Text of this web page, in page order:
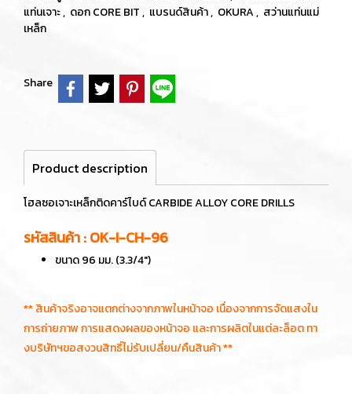
แท่นเจาะ, ดอก CORE BIT, แบรนด์สินค้า, OKURA, สว่านแท่นแม่
เหล็ก
Share
Product description
โฮลซอเจาะเหล็กติดคาร์ไบด์ CARBIDE ALLOY CORE DRILLS
รหัสสินค้า : OK-I-CH-96
ขนาด 96 มม. (3.3/4")
** สินค้าจริงอาจแตกต่างจากภาพในหน้าจอ เนื่องจากการจัดแสงใน
การถ่ายภาพ การแสดงผลของหน้าจอ และการผลิตในแต่ละล็อต ทา
งบริษัทฯขอสงวนสิทธิ์ไม่รับเปลี่ยน/คืนสินค้า **